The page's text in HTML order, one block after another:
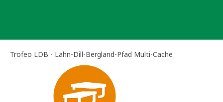
Trofeo LDB - Lahn-Dill-Bergland-Pfad Multi-Cache